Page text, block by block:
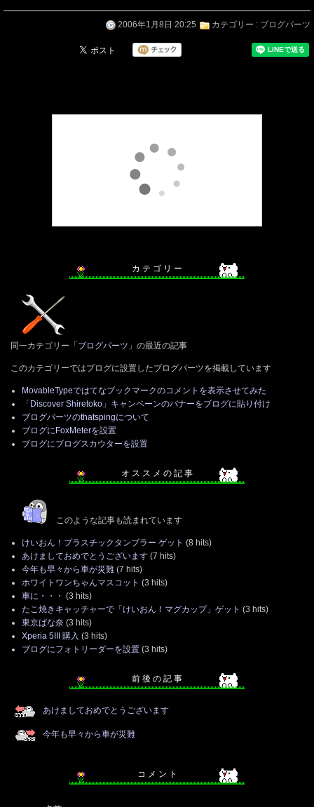
2006年1月8日 20:25 カテゴリー : ブログパーツ
カ テ ゴ リ ー
同一カテゴリー「ブログパーツ 」の最近の記事
このカテゴリーではブログに設置したブログパーツを掲載しています
MovableTypeではてなブックマークのコメントを表示させてみた
「Discover Shiretoko」キャンペーンのバナーをブログに貼り付け
ブログパーツのthatspingについて
ブログにFoxMeterを設置
ブログにブログスカウターを設置
オ ス ス メ の 記 事
このような記事も読まれています
けいおん！プラスチックタンブラー ゲット (8 hits)
あけましておめでとうございます (7 hits)
今年も早々から車が災難 (7 hits)
ホワイトワンちゃんマスコット (3 hits)
車に・・・ (3 hits)
たこ焼きキャッチャーで「けいおん！マグカップ」ゲット (3 hits)
東京ばな奈 (3 hits)
Xperia 5III 購入 (3 hits)
ブログにフォトリーダーを設置 (3 hits)
前 後 の 記 事
あけましておめでとうございます
今年も早々から車が災難
コ メ ン ト